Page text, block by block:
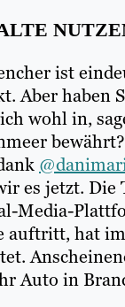
ist
Aber haben
wohl in,
es jetzt.
Media-
auftritt, hat
Auto in